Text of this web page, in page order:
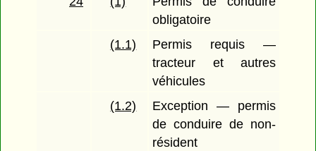
obligatoire
(1.1)
Permis requis —
tracteur et autres
véhicules
(1.2)
Exception — permis
de conduire de non-
résident